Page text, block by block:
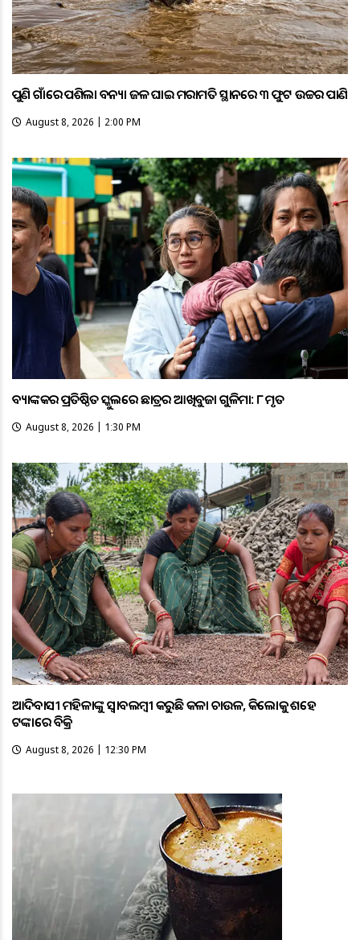
ପୁଣି ଗାଁରେ ପଶିଲା ବନ୍ୟା ଜଳ ଘାଇ ମରାମତି ସ୍ଥାନରେ ୩ ଫୁଟ ଉଚ୍ଚର ପାଣି
August 8, 2026 | 2:00 PM
ବ୍ୟାଙ୍କକର ପ୍ରତିଷ୍ଠିତ ସ୍କୁଲରେ ଛାତ୍ରର ଆଖିବୁଜା ଗୁଳିମାଡ଼: ୮ ମୃତ
August 8, 2026 | 1:30 PM
ଆଦିବାସୀ ମହିଳାଙ୍କୁ ସ୍ଵାବଲମ୍ଵୀ କରୁଛି କଳା ଚାଉଳ, କିଲୋକୁ ଶହେ
ଟଙ୍କାରେ ବିକ୍ରି
August 8, 2026 | 12:30 PM